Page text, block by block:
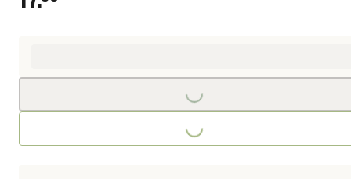
Loading...
Loading...